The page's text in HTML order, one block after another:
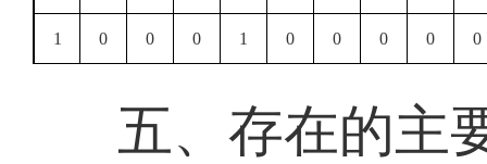
1 0 0 0 1 0 0 0 0 0
五、存在的主